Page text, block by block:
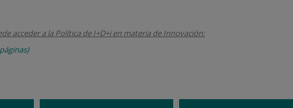
acceder a la Política de I+D+i en materia de Innovación: